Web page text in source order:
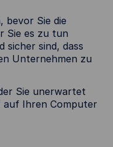
bevor Sie die
Sie es zu tun
sicher sind, dass
Unternehmen zu
Sie unerwartet
Ihren Computer